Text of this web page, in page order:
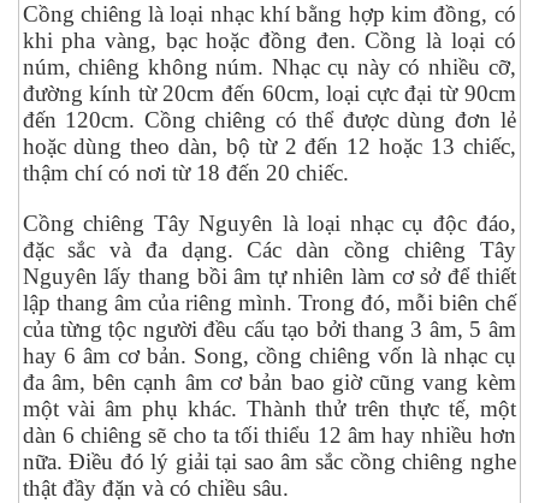
Cồng chiêng là loại nhạc khí bằng hợp kim đồng, có
khi pha vàng, bạc hoặc đồng đen. Cồng là loại có
núm, chiêng không núm. Nhạc cụ này có nhiều cỡ,
đường kính từ 20cm đến 60cm, loại cực đại từ 90cm
đến 120cm. Cồng chiêng có thể được dùng đơn lẻ
hoặc dùng theo dàn, bộ từ 2 đến 12 hoặc 13 chiếc,
thậm chí có nơi từ 18 đến 20 chiếc.
Cồng chiêng Tây Nguyên là loại nhạc cụ độc đáo,
đặc sắc và đa dạng. Các dàn cồng chiêng Tây
Nguyên lấy thang bồi âm tự nhiên làm cơ sở để thiết
lập thang âm của riêng mình. Trong đó, mỗi biên chế
của từng tộc người đều cấu tạo bởi thang 3 âm, 5 âm
hay 6 âm cơ bản. Song, cồng chiêng vốn là nhạc cụ
đa âm, bên cạnh âm cơ bản bao giờ cũng vang kèm
một vài âm phụ khác. Thành thử trên thực tế, một
dàn 6 chiêng sẽ cho ta tối thiểu 12 âm hay nhiều hơn
nữa. Điều đó lý giải tại sao âm sắc cồng chiêng nghe
thật đầy đặn và có chiều sâu.